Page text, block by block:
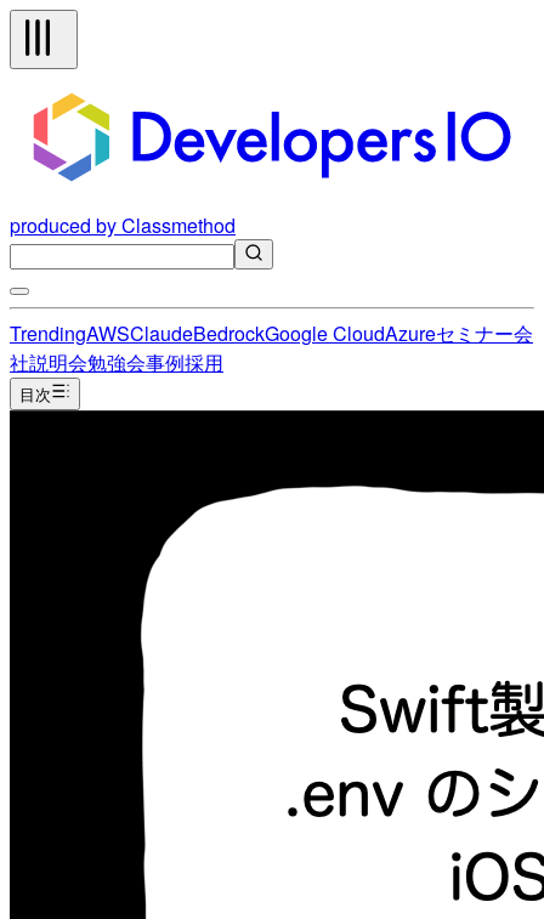
produced by Classmethod
TrendingAWSClaudeBedrockGoogle CloudAzureセミナー会
社説明会勉強会事例採用
目次